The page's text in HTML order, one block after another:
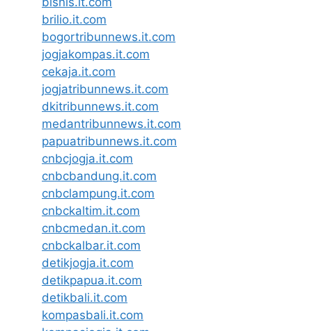
brilio.it.com
bogortribunnews.it.com
jogjakompas.it.com
cekaja.it.com
jogjatribunnews.it.com
dkitribunnews.it.com
medantribunnews.it.com
papuatribunnews.it.com
cnbcjogja.it.com
cnbcbandung.it.com
cnbclampung.it.com
cnbckaltim.it.com
cnbcmedan.it.com
cnbckalbar.it.com
detikjogja.it.com
detikpapua.it.com
detikbali.it.com
kompasbali.it.com